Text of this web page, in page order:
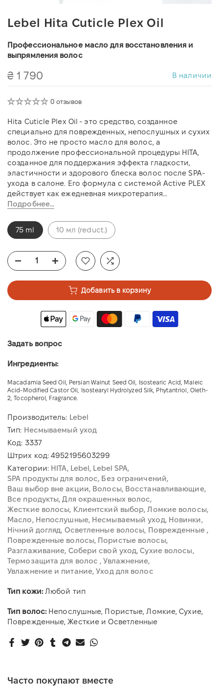
Lebel Hita Cuticle Plex Oil
Профессиональное масло для восстановления и
выпрямления волос
₴ 1 790 В наличии
0 отзывов
Hita Cuticle Plex Oil - это средство, созданное
специально для поврежденных, непослушных и сухих
волос. Это не просто масло для волос, а
продолжение профессиональной процедуры HITA,
созданное для поддержания эффекта гладкости,
эластичности и здорового блеска волос после SPA-
ухода в салоне. Его формула с системой Active PLEX
действует как ежедневная микротерапия...
Подробнее...
75 ml 10 мл (reduct.)
Добавить в корзину
Задать вопрос
Ингредиенты:
Macadamia Seed Oil, Persian Walnut Seed Oil, Isostearic Acid, Maleic
Acid-Modified Castor Oil, Isostearyl Hydrolyzed Silk, Phytantriol, Oleth-
2, Tocopherol, Fragrance.
Производитель: Lebel
Тип: Несмываемый уход
Код: 3337
Штрих код:4952195603299
Категории: HITA Lebel Lebel SPA
SPA продукты для волос Без ограничений
Ваш выбор вне акции Волосы Восстанавливающие
Все продукты Для окрашенных волос
Жесткие волосы Клиентский выбор Ломкие волосы
Масло Непослушные Несмываемый уход Новинки
Нічний догляд Осветленные волосы Поврежденные
Поврежденные волосы Пористые волосы
Разглаживание Собери свой уход Сухие волосы
Термозащита для волос
Увлажнение
Увлажнение и питание Уход для волос
Тип кожи:Любой тип
Тип волос: Непослушные, Пористые, Ломкие, Сухие,
Поврежденные, Жесткие и Осветленные
Часто покупают вместе